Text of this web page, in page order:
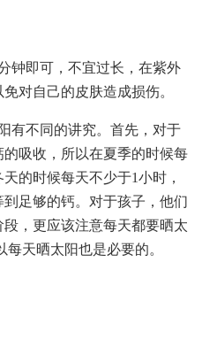
钟即可，不宜过长，在紫外
对自己的皮肤造成损伤。
有不同的讲究。首先，对于
吸收，所以在夏季的时候每
的时候每天不少于1小时，
足够的钙。对于孩子，他们
，更应该注意每天都要晒太
天晒太阳也是必要的。